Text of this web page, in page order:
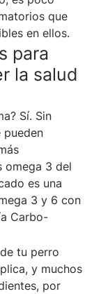
que
en ellos.
para
la salud
Sí. Sin
pueden
omega 3 del
es una
3 y 6 con
Carbo-
tu perro
y muchos
por